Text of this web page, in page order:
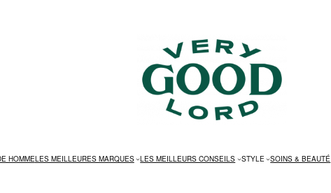
HOMMELES MEILLEURES MARQUES LES MEILLEURS CONSEILS STYLE SOINS & BEAUTÉ